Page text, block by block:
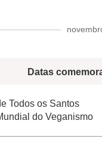
Datas
Todos os Santos
do Veganismo